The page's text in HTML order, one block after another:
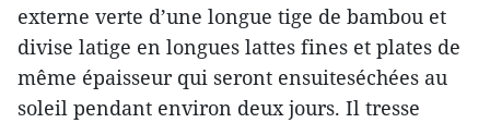
externe verte d’une longue tige de bambou et
divise latige en longues lattes fines et plates de
même épaisseur qui seront ensuiteséchées au
soleil pendant environ deux jours. Il tresse